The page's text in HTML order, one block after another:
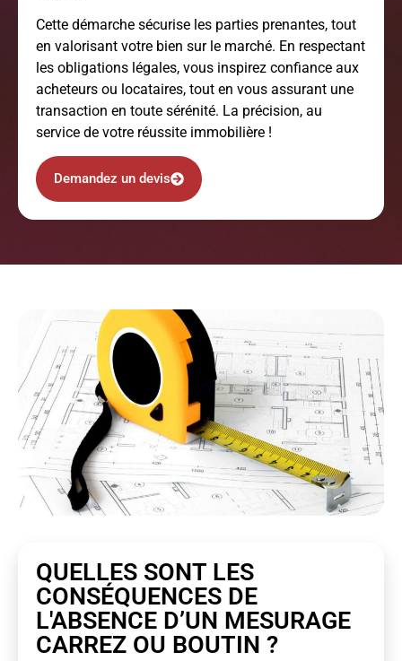
Cette démarche sécurise les parties prenantes, tout
en valorisant votre bien sur le marché. En respectant
les obligations légales, vous inspirez confiance aux
acheteurs ou locataires, tout en vous assurant une
transaction en toute sérénité. La précision, au
service de votre réussite immobilière !
Demandez un devis
QUELLES SONT LES
CONSÉQUENCES DE
L'ABSENCE D’UN MESURAGE
CARREZ OU BOUTIN ?